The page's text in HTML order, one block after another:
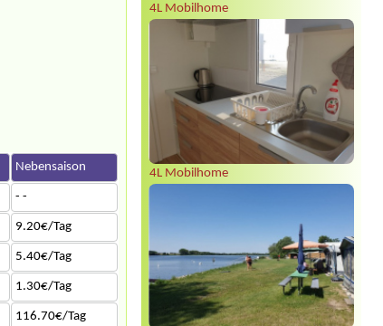
4L Mobilhome
4L Mobilhome
Nebensaison
- -
9.20€/Tag
5.40€/Tag
1.30€/Tag
116.70€/Tag